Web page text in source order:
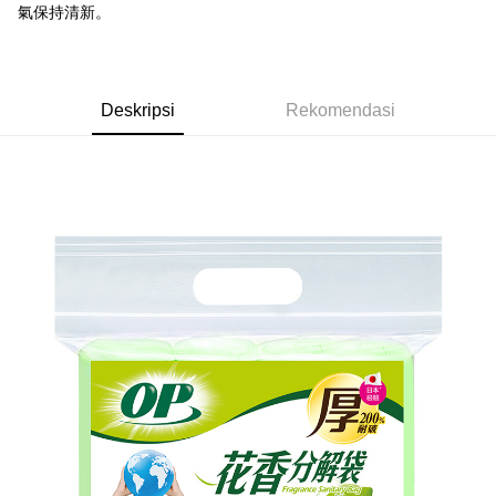
2. Anda boleh meneruskan pembayaran selepas pengesahan SMS.
5. Tiada bayaran diperlukan apabila anda menerima produk. Sila buat
bagaimanapun, bagi mereka yang telah memuat turun Aplikasi AFTEE
dan mendaftar sebagai ahli AFTEE boleh menikmati tempoh pembayaran
Tempoh pembayaran dikira dari masa kedai meminta pembayaran anda,
ditambah dengan bilangan hari yang boleh dilanjutkan oleh AFTEE. Anda
boleh melanjutkan tempoh pembayaran anda sebelum anda menerima
pesanan. Walau bagaimanapun, tiada jaminan bahawa anda boleh
menerima pesanan anda semasa tempoh pembayaran (cth.: produk
prapesanan atau produk yang mungkin mengambil masa yang lebih
lama untuk dihantar). Oleh itu, anda dikehendaki membuat pembayaran
kepada AFTEE dalam tempoh sama ada anda menerima pesanan.
Pilihan Penghantaran
NT$599 atau lebih
7-11取貨付款
NT$60/pesanan | Penghantaran percuma untuk pesanan
NT$599 atau lebih
付款後7-11取貨
NT$60/pesanan | Penghantaran percuma untuk pesanan
NT$599 atau lebih
NT$120/pesanan | Penghantaran percuma untuk pesanan
氣保持清新。
Deskripsi Rekomendasi